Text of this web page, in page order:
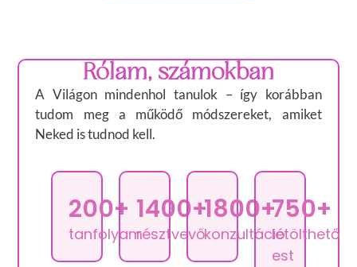
Rólam, számokban
A Világon mindenhol tanulok – így korábban
tudom meg a működő módszereket, amiket
Neked is tudnod kell.
200+
tanfolyam
1400+
résztvevő
1800+
konzultáció
750+
letölthető
est